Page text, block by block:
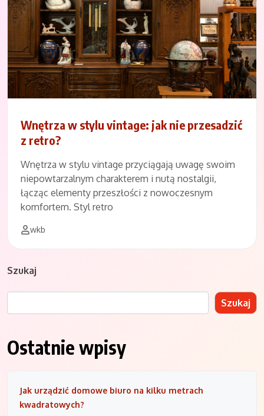
Wnętrza w stylu vintage: jak nie przesadzić
z retro?
Wnętrza w stylu vintage przyciągają uwagę swoim
niepowtarzalnym charakterem i nutą nostalgii,
łącząc elementy przeszłości z nowoczesnym
komfortem. Styl retro
wkb
Szukaj
Szukaj
Ostatnie wpisy
Jak urządzić domowe biuro na kilku metrach
kwadratowych?